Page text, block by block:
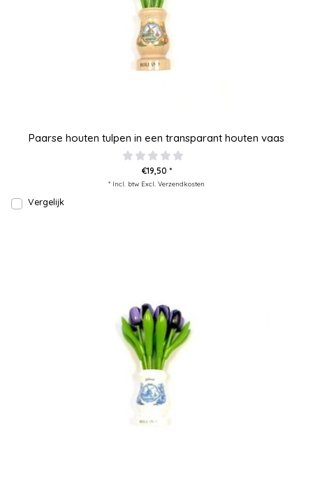
Paarse houten tulpen in een transparant houten vaas
€19,50 *
* Incl. btw Excl. Verzendkosten
Vergelijk